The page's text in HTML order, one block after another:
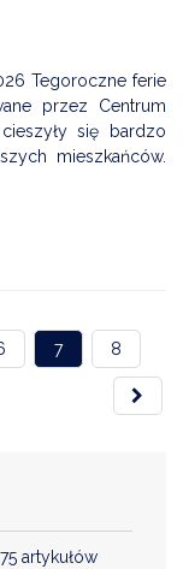
Tegoroczne ferie
przez Centrum
się bardzo
mieszkańców.
7 8
artykułów